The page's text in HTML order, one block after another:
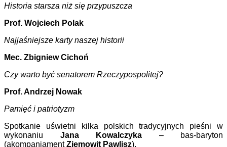
Historia starsza niż się przypuszcza
Prof. Wojciech Polak
Najjaśniejsze karty naszej historii
Mec. Zbigniew Cichoń
Czy warto być senatorem Rzeczypospolitej?
Prof. Andrzej Nowak
Pamięć i patriotyzm
Spotkanie uświetni kilka polskich tradycyjnych pieśni w
wykonaniu Jana Kowalczyka – bas-baryton
(akompaniamentZiemowit Pawlisz).